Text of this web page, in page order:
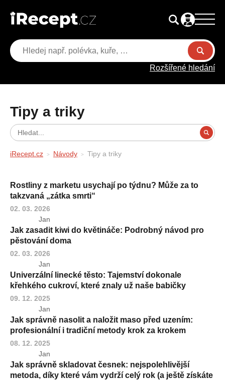
Rozšířené hledání
Tipy a triky
iRecept.cz Návody Tipy a triky
Rostliny z marketu usychají po týdnu? Může za to
takzvaná „zátka smrti“
02. 03. 2026
Jan
Jak zasadit kiwi do květináče: Podrobný návod pro
pěstování doma
02. 03. 2026
Jan
Univerzální linecké těsto: Tajemství dokonale
křehkého cukroví, které znaly už naše babičky
09. 12. 2025
Jan
Jak správně nasolit a naložit maso před uzením:
profesionální i tradiční metody krok za krokem
08. 12. 2025
Jan
Jak správně skladovat česnek: nejspolehlivější
metoda, díky které vám vydrží celý rok (a ještě získáte